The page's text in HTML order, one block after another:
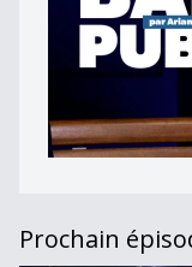
Prochain